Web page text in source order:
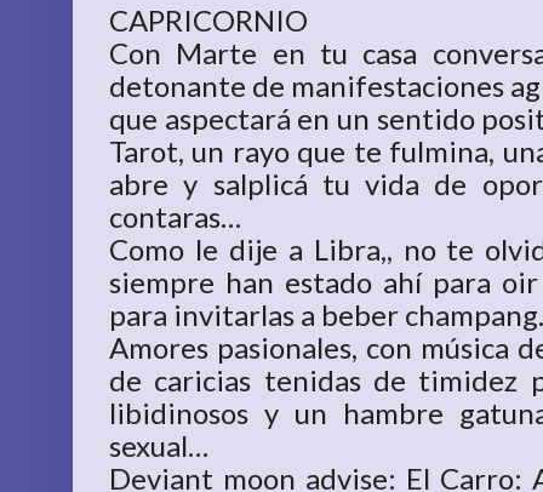
CAPRICORNIO
Con Marte en tu casa
detonante de manifestaciones
que aspectará en un sentido
Tarot, un rayo que te fulmina,
abre y salplicá tu vida de
contaras…
Como le dije a Libra,, no te
siempre han estado ahí para
para invitarlas a beber champang.
Amores pasionales, con música
de caricias tenidas de timidez
libidinosos y un hambre
sexual…
Deviant moon advise: El Carro: